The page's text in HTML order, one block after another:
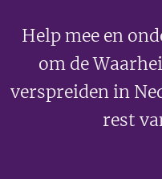
Help mee en
om de
verspreiden in
rest